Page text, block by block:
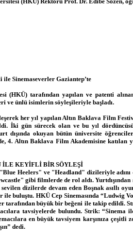
Sinemaseverler Gaziantep’te
(HKÜ) tarafından yapılan ve patenti
ve ünlü isimlerin söyleşileriyle başladı.
her yıl yapılan Altın Baklava Film
İki gün sürecek olan ve bu yıl
dışında okuyan bütün üniversite
4. Altın Baklava Film Akademisine katılan
İLE KEYİFLİ BİR SÖYLEŞİ
Heelers" ve "Headland" dizileriyle
gibi filmlerde de rol aldı.
dizilerde devam eden Boşnak asıllı
ile buluştu. HKÜ Cep Sinemasında “Ludwig
tarafından büyük bir beğeni ile takip edildi.
tavsiyelerde bulundu. Strik:
en büyük tavsiyem karşınıza çeşitli
dedi.